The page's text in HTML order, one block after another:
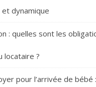
dynamique
: quelles sont les
locataire ?
pour l’arrivée de bébé